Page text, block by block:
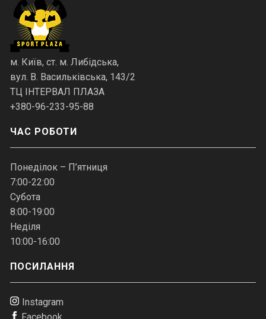
м. Київ, ст. м. Либідська,
вул. В. Васильківська, 143/2
ТЦ ІНТЕРВАЛ ПЛАЗА
+380-96-233-95-88
ЧАС РОБОТИ
Понеділок – П’ятниця
7:00-22:00
Субота
8:00-19:00
Неділя
10:00-16:00
ПОСИЛАННЯ
Instagram